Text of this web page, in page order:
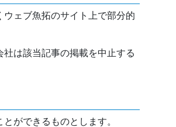
ェブ魚拓のサイト上で部分的
は該当記事の掲載を中止する
ができるものとします。